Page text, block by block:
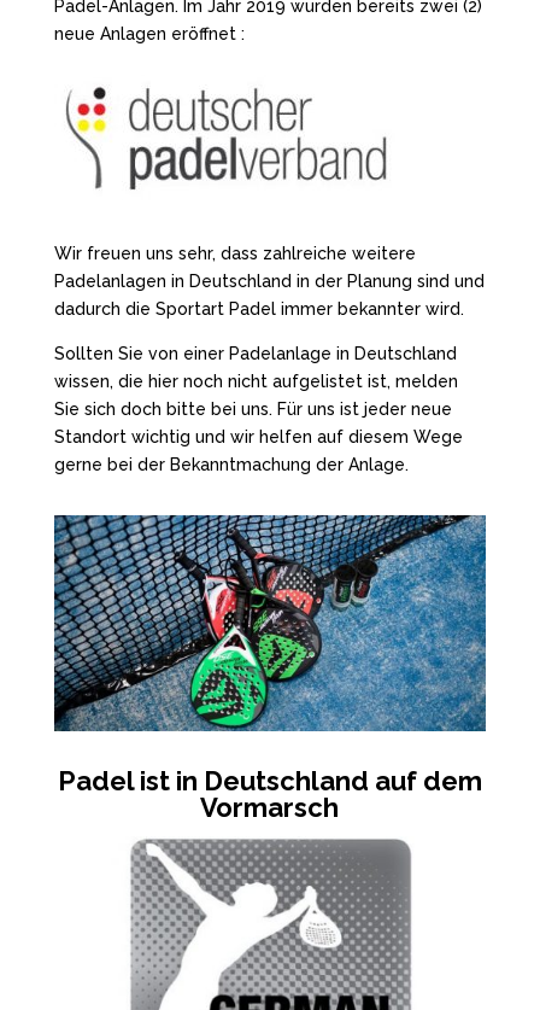
Padel-Anlagen. Im Jahr 2019 wurden bereits zwei (2)
neue Anlagen eröffnet :
Wir freuen uns sehr, dass zahlreiche weitere
Padelanlagen in Deutschland in der Planung sind und
dadurch die Sportart Padel immer bekannter wird.
Sollten Sie von einer Padelanlage in Deutschland
wissen, die hier noch nicht aufgelistet ist, melden
Sie sich doch bitte bei uns. Für uns ist jeder neue
Standort wichtig und wir helfen auf diesem Wege
gerne bei der Bekanntmachung der Anlage.
Padel ist in Deutschland auf dem
Vormarsch